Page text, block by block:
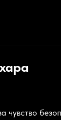
чувство